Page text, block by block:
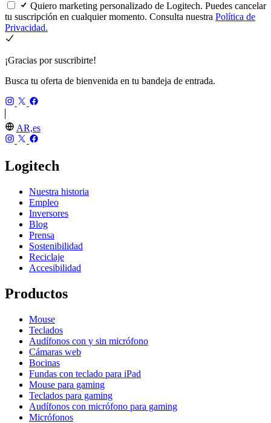
Quiero marketing personalizado de Logitech. Puedes cancelar
tu suscripción en cualquier momento. Consulta nuestra Política de
Privacidad.
¡Gracias por suscribirte!
Busca tu oferta de bienvenida en tu bandeja de entrada.
AR,es
Logitech
Nuestra historia
Empleo
Inversores
Blog
Prensa
Sostenibilidad
Reciclaje
Accesibilidad
Productos
Mouse
Teclados
Audífonos con y sin micrófono
Cámaras web
Bocinas
Fundas con teclado para iPad
Mouse para gaming
Teclados para gaming
Audífonos con micrófono para gaming
Micrófonos